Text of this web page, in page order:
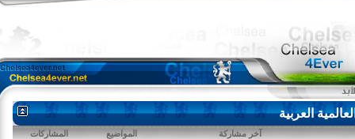
العربية
آخر مشاركة المواضيع المشاركات